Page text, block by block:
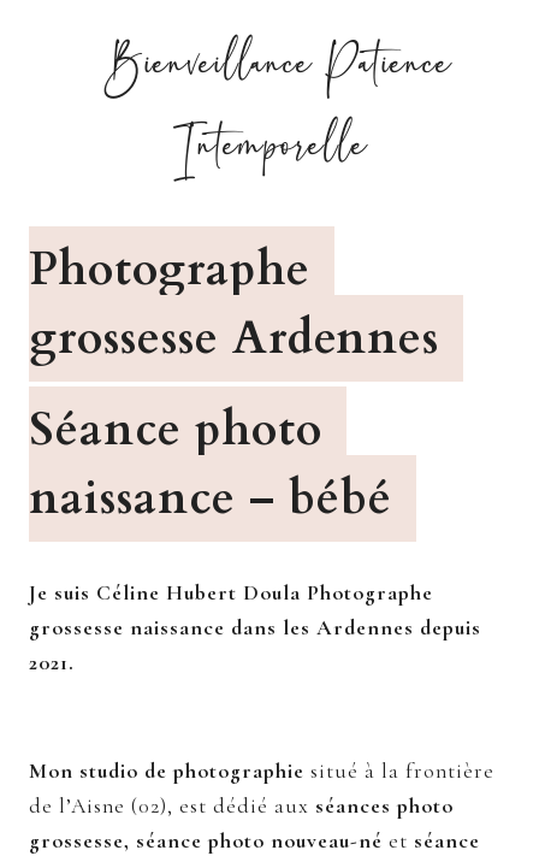
Bienveillance Patience
Intemporelle
Photographe
grossesse Ardennes
Séance photo
naissance – bébé
Je suis Céline Hubert Doula Photographe
grossesse naissance dans les Ardennes depuis
2021.
Mon studio de photographie situé à la frontière
de l’Aisne (02), est dédié aux séances photo
grossesse, séance photo nouveau-né et séance